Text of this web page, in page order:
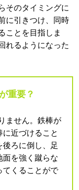
そのタイミングに
に引きつけ、同時
ことを目指しま
れるようになった
重要？
ません。鉄棒が
近づけること
ろに倒し、足
面を強く蹴らな
てくることがで